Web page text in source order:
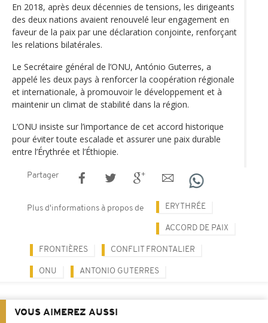
En 2018, après deux décennies de tensions, les dirigeants
des deux nations avaient renouvelé leur engagement en
faveur de la paix par une déclaration conjointe, renforçant
les relations bilatérales.
Le Secrétaire général de l’ONU, António Guterres, a
appelé les deux pays à renforcer la coopération régionale
et internationale, à promouvoir le développement et à
maintenir un climat de stabilité dans la région.
L’ONU insiste sur l’importance de cet accord historique
pour éviter toute escalade et assurer une paix durable
entre l’Érythrée et l’Éthiopie.
Partager
Plus d'informations à propos de ERYTHRÉE
ACCORD DE PAIX
FRONTIÈRES CONFLIT FRONTALIER
ONU ANTONIO GUTERRES
VOUS AIMEREZ AUSSI